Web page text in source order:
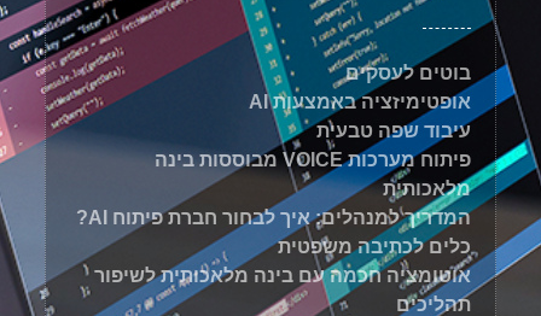
בוטים לעסקים
אופטימיזציה באמצעות AI
עיבוד שפה טבעית
פיתוח מערכות VOICE מבוססות בינה
מלאכותית
המדריך למנהלים: איך לבחור חברת פיתוח AI?
כלים לכתיבה משפטית
אוטומציה חכמה עם בינה מלאכותית לשיפור
תהליכים